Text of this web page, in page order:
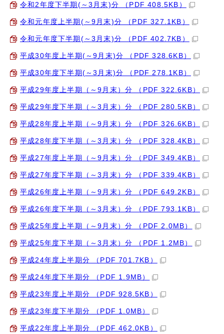
令和2年度下半期(～3月末)分 （PDF 408.5KB）
令和元年度上半期(～9月末)分 （PDF 327.1KB）
令和元年度下半期(～3月末)分 （PDF 402.7KB）
平成30年度上半期(～9月末)分 （PDF 328.6KB）
平成30年度下半期(～3月末)分 （PDF 278.1KB）
平成29年度上半期（～9月末）分 （PDF 322.6KB）
平成29年度下半期（～3月末）分 （PDF 280.5KB）
平成28年度上半期（～9月末）分 （PDF 326.6KB）
平成28年度下半期（～3月末）分 （PDF 328.4KB）
平成27年度上半期（～9月末）分 （PDF 349.4KB）
平成27年度下半期（～3月末）分 （PDF 339.4KB）
平成26年度上半期（～9月末）分 （PDF 649.2KB）
平成26年度下半期（～3月末）分 （PDF 793.1KB）
平成25年度上半期（～9月末）分 （PDF 2.0MB）
平成25年度下半期（～3月末）分 （PDF 1.2MB）
平成24年度上半期分 （PDF 701.7KB）
平成24年度下半期分 （PDF 1.9MB）
平成23年度上半期分 （PDF 928.5KB）
平成23年度下半期分 （PDF 1.0MB）
平成22年度上半期分 （PDF 462.0KB）